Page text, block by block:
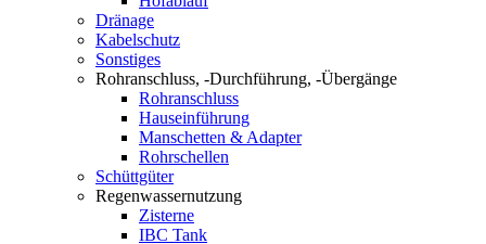
Dränage
Kabelschutz
Sonstiges
Rohranschluss, -Durchführung, -Übergänge
Rohranschluss
Hauseinführung
Manschetten & Adapter
Rohrschellen
Schüttgüter
Regenwassernutzung
Zisterne
IBC Tank